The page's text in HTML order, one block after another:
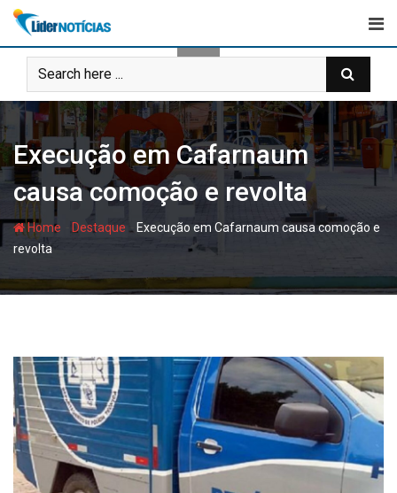
Skip
content
Execução em Cafarnaum
causa comoção e revolta
Home Destaque - Execução em Cafarnaum causa comoção e
revolta